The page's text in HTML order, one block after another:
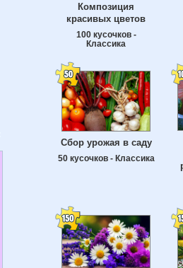
Композиция
красивых цветов
100 кусочков -
Классика
Сбор урожая в саду
50 кусочков - Классика